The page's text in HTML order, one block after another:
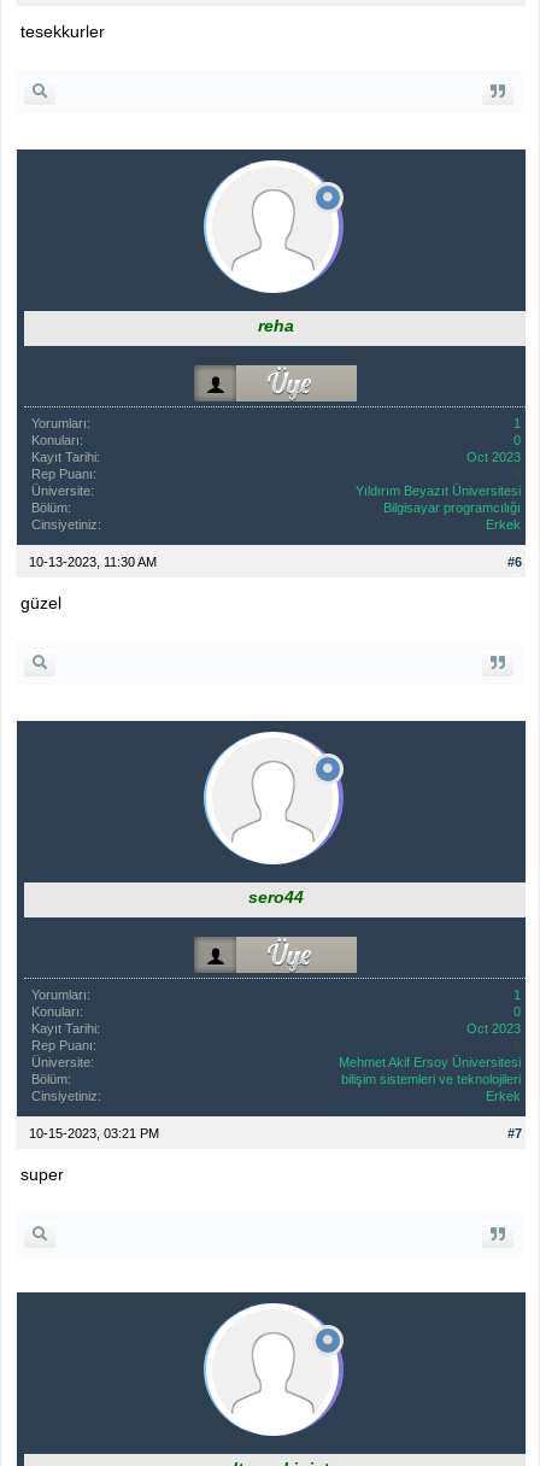
tesekkurler
reha
Yorumları:
1
Konuları:
0
Kayıt Tarihi:
Oct 2023
Rep Puanı:
Üniversite:
Yıldırım Beyazıt Üniversitesi
Bölüm:
Bilgisayar programcılığı
Cinsiyetiniz:
Erkek
#6
10-13-2023, 11:30 AM
güzel
sero44
Yorumları:
1
Konuları:
0
Kayıt Tarihi:
Oct 2023
Rep Puanı:
Üniversite:
Mehmet Akif Ersoy Üniversitesi
Bölüm:
bilişim sistemleri ve teknolojileri
Cinsiyetiniz:
Erkek
#7
10-15-2023, 03:21 PM
super